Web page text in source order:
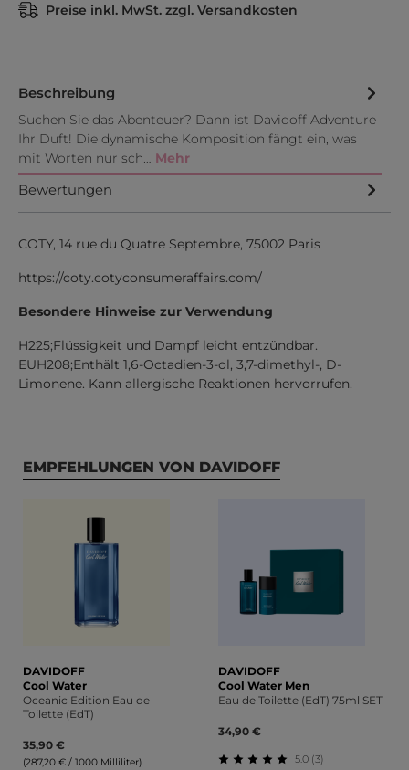
Preise inkl. MwSt. zzgl. Versandkosten
Beschreibung
Suchen Sie das Abenteuer? Dann ist Davidoff Adventure
Ihr Duft! Die dynamische Komposition fängt ein, was
mit Worten nur sch… Mehr
Bewertungen
COTY, 14 rue du Quatre Septembre, 75002 Paris
https://coty.cotyconsumeraffairs.com/
Besondere Hinweise zur Verwendung
H225;Flüssigkeit und Dampf leicht entzündbar.
EUH208;Enthält 1,6-Octadien-3-ol, 3,7-dimethyl-, D-
Limonene. Kann allergische Reaktionen hervorrufen.
Produktgalerie überspringen
EMPFEHLUNGEN VON DAVIDOFF
DAVIDOFF
Cool Water
Oceanic Edition Eau de
Toilette (EdT)
35,90 €
(287,20 € / 1000 Milliliter)
DAVIDOFF
Cool Water Men
Eau de Toilette (EdT) 75ml SET
34,90 €
5.0 (3)